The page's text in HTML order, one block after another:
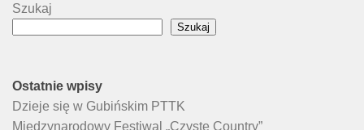
Szukaj
Szukaj
Ostatnie wpisy
Dzieje się w Gubińskim PTTK
Międzynarodowy Festiwal „Czyste Country”